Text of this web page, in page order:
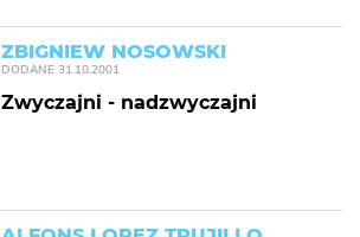
ZBIGNIEW NOSOWSKI
DODANE 31.10.2001
Zwyczajni - nadzwyczajni